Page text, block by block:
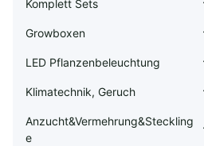
Komplett Sets
Growboxen
LED Pflanzenbeleuchtung
Klimatechnik, Geruch
Anzucht&Vermehrung&Steckling
e